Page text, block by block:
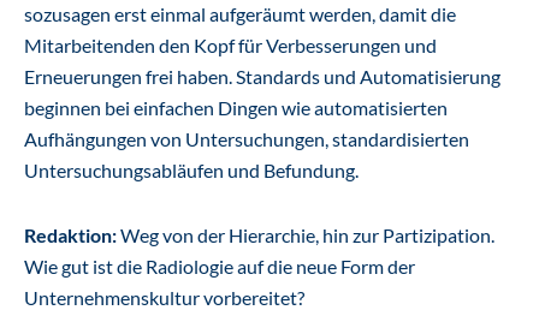
sozusagen erst einmal aufgeräumt werden, damit die
Mitarbeitenden den Kopf für Verbesserungen und
Erneuerungen frei haben. Standards und Automatisierung
beginnen bei einfachen Dingen wie automatisierten
Aufhängungen von Untersuchungen, standardisierten
Untersuchungsabläufen und Befundung.
Redaktion:Weg von der Hierarchie, hin zur Partizipation.
Wie gut ist die Radiologie auf die neue Form der
Unternehmenskultur vorbereitet?